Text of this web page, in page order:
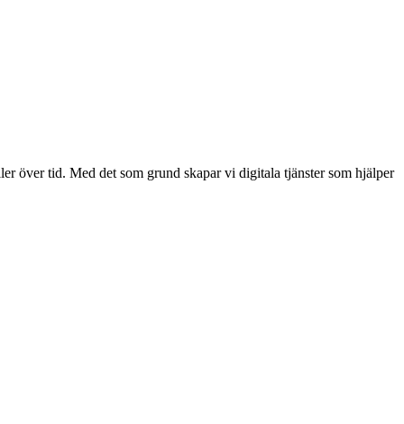
över tid. Med det som grund skapar vi digitala tjänster som hjälper